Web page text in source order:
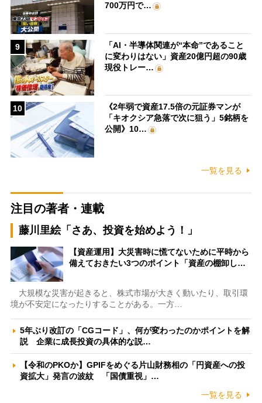
700万円で…
9
「AI・半導体関連が“本命”であること
に変わりはない」資産20億円超の90歳
現役トレー…
10
《2年弱で資産17.5倍の元証券マンが
「キオクシア急落で次に狙う」5銘柄を
公開》10…
一覧を見る
注目の著者・連載
藤川里絵「さあ、投資を始めよう！」
【資産運用】大災害時に慌てないために平時から
備えておきたい3つのポイント「資産の棚卸し…
大規模な災害が起きると、株式市場が大きく動いたり、取引環
境が不安定になったりすることがある。一方…
5年ぶり改訂の「CGコード」、何が変わったのかポイントを解
説 企業に成長投資の具体的な説…
【令和のPKOか】GPIFをめぐる片山財務相の「円資産への投
資拡大」発言の波紋 「国債重視」…
一覧を見る